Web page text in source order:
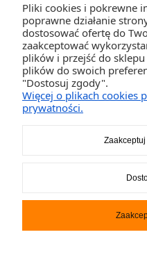
2K-Invest Sp. j. Ul. Św. Wojciecha 60,
Pliki cookies i pokrewne
poprawne działanie
dostosować ofertę do
zaakceptować
plików i przejść do
plików do swoich
"Dostosuj zgody".
Więcej o plikach cookies
prywatności.